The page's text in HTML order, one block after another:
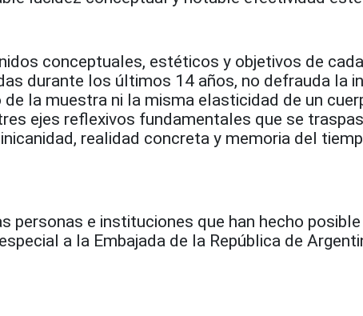
conceptuales, estéticos y objetivos de
durante los últimos 14 años, no defrauda la
la muestra ni la misma elasticidad de un
ejes reflexivos fundamentales que se
realidad concreta y memoria del
personas e instituciones que han hecho
a la Embajada de la República de